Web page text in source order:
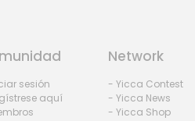
sesión
aquí
Network
- Yicca Contest
- Yicca News
- Yicca Shop